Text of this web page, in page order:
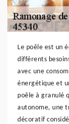
Le poêle est un
différents
avec une
énergétique et
poêle à granulé
autonome, une
décoratif